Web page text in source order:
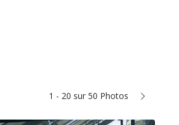
1 - 20 sur 50 Photos